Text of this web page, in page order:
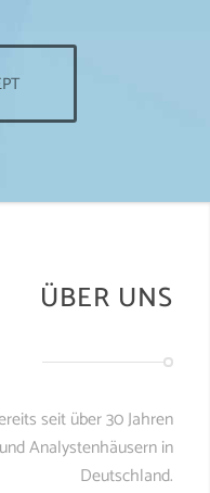
ÜBER UNS
seit über 30 Jahren
Analystenhäusern in
Deutschland.